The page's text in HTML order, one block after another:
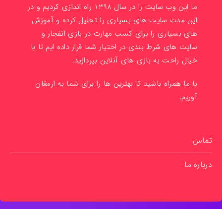
ما این وب سایت را در سال 1398 راه اندازی کردیم و در
این مدت سایت های بسیاری را تحلیل کرده و آموزش
های بسیاری را برای کسب مهارت در بازی انفجار و
سایت های شرط بندی در اختیار شما قرار داده ایم تا با
خیال راحت به بازی های آنلاین بپردازید.
با ما همراه باشید تا بهترین ها را برای شما به ارمغان
آوریم.
تماس
درباره ما